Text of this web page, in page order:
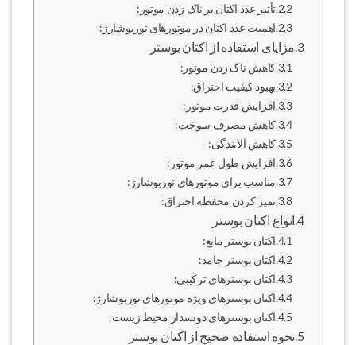
تأثیر عدد اکتان بر ناک زدن موتور:
اهمیت عدد اکتان در موتورهای توربوشارژ:
مزایای استفاده از اکتان بوستر
کاهش ناک زدن موتور:
بهبود کیفیت احتراق:
افزایش قدرت موتور:
کاهش مصرف سوخت:
کاهش آلایندگی:
افزایش طول عمر موتور:
مناسب برای موتورهای توربوشارژ:
تمیز کردن محفظه احتراق:
انواع اکتان بوستر
اکتان بوستر مایع:
اکتان بوستر جامد:
اکتان بوسترهای ترکیبی:
اکتان بوسترهای ویژه موتورهای توربوشارژ:
اکتان بوسترهای دوستدار محیط زیست:
نحوه استفاده صحیح از اکتان بوستر